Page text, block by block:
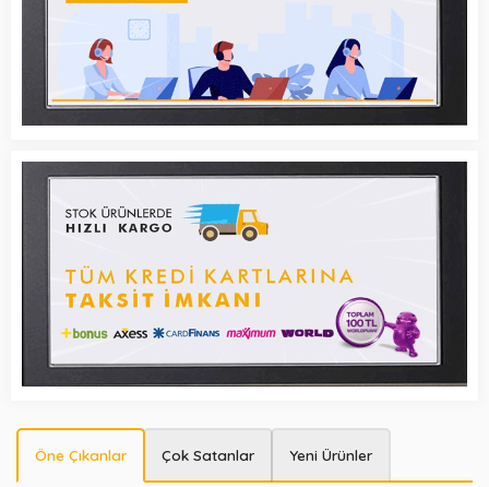
Öne Çıkanlar Çok Satanlar Yeni Ürünler